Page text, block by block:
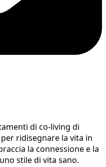
di co-living di
ridisegnare la vita in
la connessione e la
stile di vita sano.